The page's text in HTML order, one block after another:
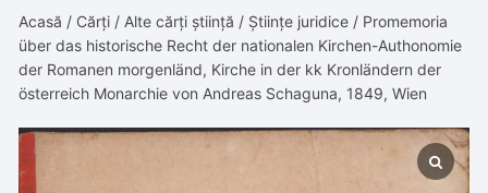
Acasă / Cărți / Alte cărți știință / Științe juridice / Promemoria
über das historische Recht der nationalen Kirchen-Authonomie
der Romanen morgenländ, Kirche in der kk Kronländern der
österreich Monarchie von Andreas Schaguna, 1849, Wien